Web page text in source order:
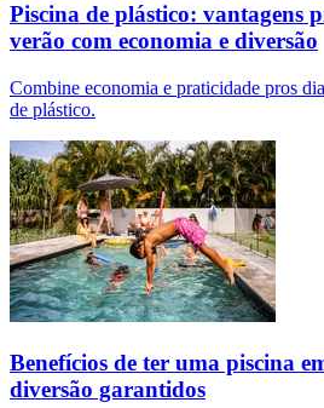
Piscina de plástico: vantagens
verão com economia e diversão
Combine economia e praticidade pros
de plástico.
Benefícios de ter uma piscina
diversão garantidos